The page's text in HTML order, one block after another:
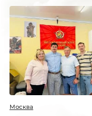
Москва